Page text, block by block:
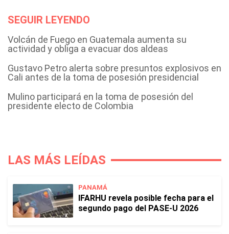
SEGUIR LEYENDO
Volcán de Fuego en Guatemala aumenta su
actividad y obliga a evacuar dos aldeas
Gustavo Petro alerta sobre presuntos explosivos en
Cali antes de la toma de posesión presidencial
Mulino participará en la toma de posesión del
presidente electo de Colombia
LAS MÁS LEÍDAS
PANAMÁ
IFARHU revela posible fecha para el
segundo pago del PASE-U 2026